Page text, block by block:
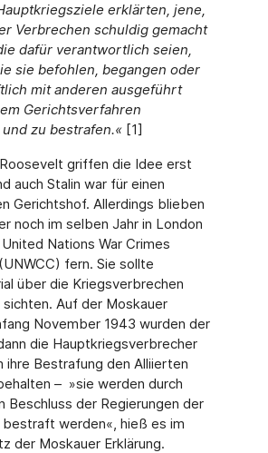
erklärten, jene,
Verbrechen schuldig gemacht
dafür verantwortlich seien,
sie befohlen, begangen oder
mit anderen ausgeführt
Gerichtsverfahren
zu bestrafen.«[1]
griffen die Idee erst
auch Stalin war für einen
Gerichtshof. Allerdings blieben
noch im selben Jahr in London
Nations War Crimes
fern. Sie sollte
über die Kriegsverbrechen
sichten. Auf der Moskauer
November 1943 wurden der
die Hauptkriegsverbrecher
ihre Bestrafung den Alliierten
– »sie werden durch
Beschluss der Regierungen der
werden«, hieß es im
der Moskauer Erklärung.